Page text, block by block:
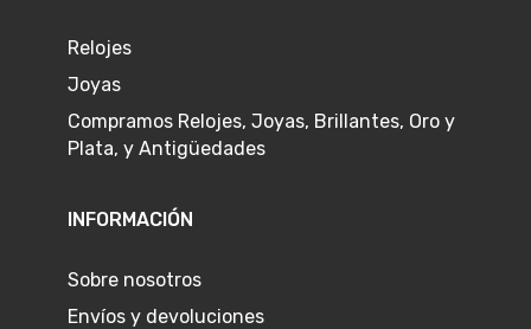
Relojes
Joyas
Compramos Relojes, Joyas, Brillantes, Oro y
Plata, y Antigüedades
INFORMACIÓN
Sobre nosotros
Envíos y devoluciones